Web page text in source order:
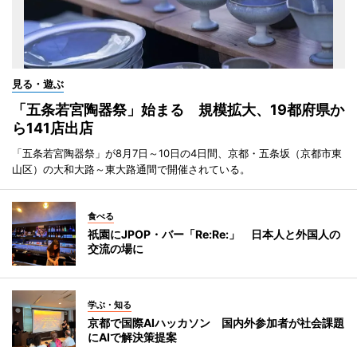
見る・遊ぶ
「五条若宮陶器祭」始まる 規模拡大、19都府県か
ら141店出店
「五条若宮陶器祭」が8月7日～10日の4日間、京都・五条坂（京都市東
山区）の大和大路～東大路通間で開催されている。
食べる
祇園にJPOP・バー「Re:Re:」 日本人と外国人の
交流の場に
学ぶ・知る
京都で国際AIハッカソン 国内外参加者が社会課題
にAIで解決策提案